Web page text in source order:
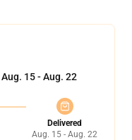
Aug. 15 - Aug. 22
Delivered
Aug. 15 - Aug. 22